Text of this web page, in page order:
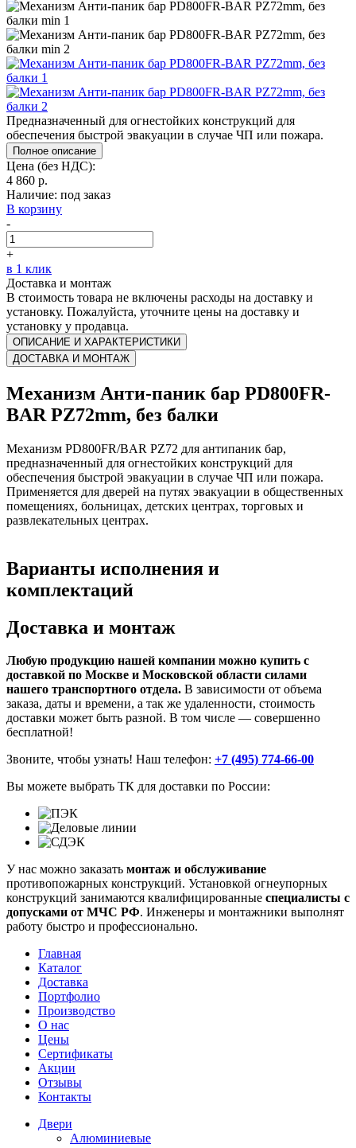
Предназначенный для огнестойких конструкций для
обеспечения быстрой эвакуации в случае ЧП или пожара.
Полное описание
Цена (без НДС):
4 860 р.
Наличие: под заказ
В корзину
-
+
в 1 клик
Доставка и монтаж
В стоимость товара не включены расходы на доставку и
установку. Пожалуйста, уточните цены на доставку и
установку у продавца.
ОПИСАНИЕ И ХАРАКТЕРИСТИКИ
ДОСТАВКА И МОНТАЖ
Механизм Анти-паник бар PD800FR-
BAR PZ72mm, без балки
Механизм PD800FR/BAR PZ72 для антипаник бар,
предназначенный для огнестойких конструкций для
обеспечения быстрой эвакуации в случае ЧП или пожара.
Применяется для дверей на путях эвакуации в общественных
помещениях, больницах, детских центрах, торговых и
развлекательных центрах.
Варианты исполнения и
комплектаций
Доставка и монтаж
Любую продукцию нашей компании можно купить с
доставкой по Москве и Московской области силами
нашего транспортного отдела. В зависимости от объема
заказа, даты и времени, а так же удаленности, стоимость
доставки может быть разной. В том числе — совершенно
бесплатной!
Звоните, чтобы узнать! Наш телефон: +7 (495) 774-66-00
Вы можете выбрать ТК для доставки по России:
У нас можно заказать монтаж и обслуживание
противопожарных конструкций. Установкой огнеупорных
конструкций занимаются квалифицированные специалисты с
допусками от МЧС РФ. Инженеры и монтажники выполнят
работу быстро и профессионально.
Главная
Каталог
Доставка
Портфолио
Производство
О нас
Цены
Сертификаты
Акции
Отзывы
Контакты
Двери
Алюминиевые